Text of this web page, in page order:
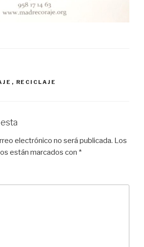
, RECICLAJE
electrónico no será publicada. Los
están marcados con *